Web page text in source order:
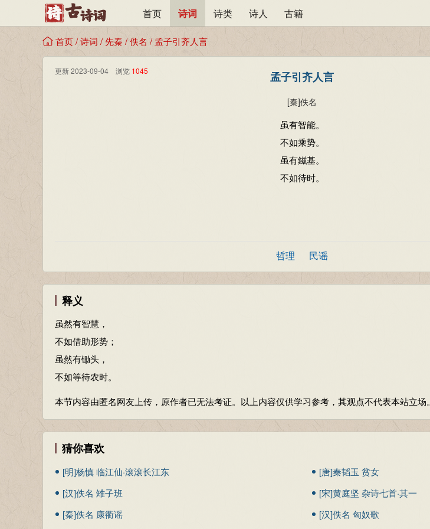
首页 诗词 诗类 诗人 古籍
首页/诗词 / 先秦 /佚名 / 孟子引齐人言
更新 2023-09-04 浏览 1045 孟子引齐人言
[秦]佚名
虽有智能。
不如乘势。
虽有鎡基。
不如待时。
哲理 民谣
释义
虽然有智慧，
不如借助形势；
虽然有锄头，
不如等待农时。
本节内容由匿名网友上传，原作者已无法考证。以上内容仅供学习参考，其观点不代表本站立场。
猜你喜欢
[明]杨慎 临江仙·滚滚长江东
逝水
[唐]秦韬玉 贫女
[汉]佚名 雉子班
[宋]黄庭坚 杂诗七首·其一
[秦]佚名 康衢谣
[汉]佚名 匈奴歌